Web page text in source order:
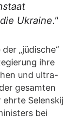
Ukraine."
„jüdische“
ihre
und ultra-
gesamten
Selenskij
bei